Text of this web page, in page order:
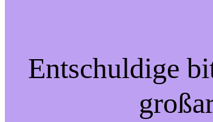
Entschuldige